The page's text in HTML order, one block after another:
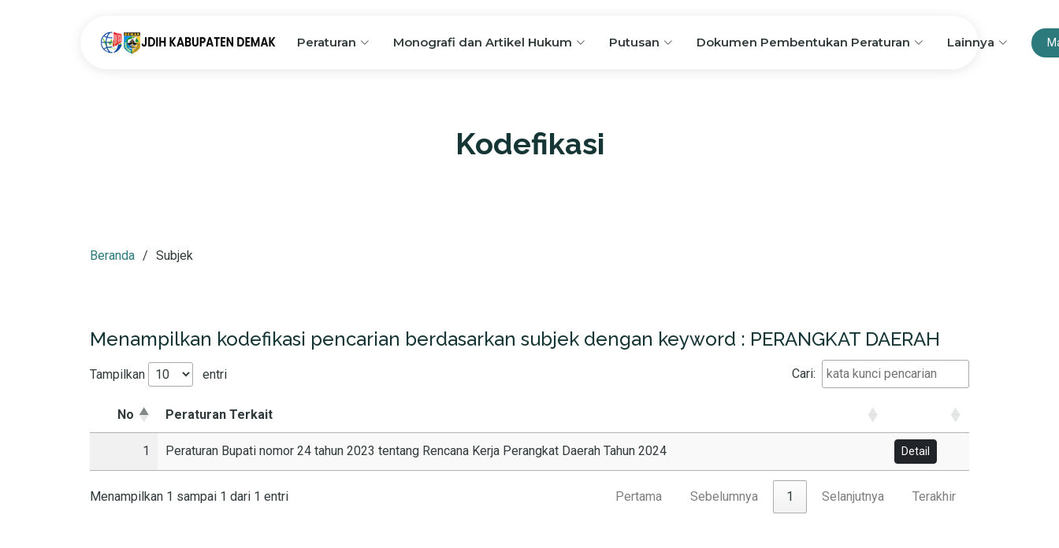
Peraturan Monografi dan Artikel Hukum Putusan Dokumen Pembentukan Peraturan Lainnya
Kodefikasi
Beranda Subjek
Menampilkan kodefikasi pencarian berdasarkan subjek dengan keyword : PERANGKAT DAERAH
Tampilkan entri Cari:
No Peraturan Terkait
1 Peraturan Bupati nomor 24 tahun 2023 tentang Rencana Kerja Perangkat Daerah Tahun 2024 Detail
Menampilkan 1 sampai 1 dari 1 entri Pertama Sebelumnya 1 Selanjutnya Terakhir